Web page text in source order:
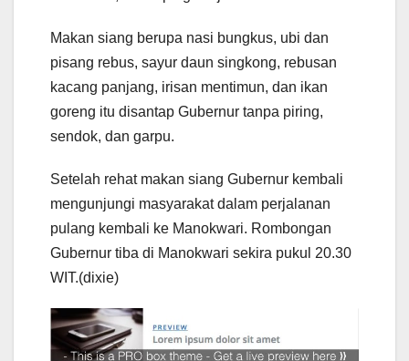
Makan siang berupa nasi bungkus, ubi dan
pisang rebus, sayur daun singkong, rebusan
kacang panjang, irisan mentimun, dan ikan
goreng itu disantap Gubernur tanpa piring,
sendok, dan garpu.
Setelah rehat makan siang Gubernur kembali
mengunjungi masyarakat dalam perjalanan
pulang kembali ke Manokwari. Rombongan
Gubernur tiba di Manokwari sekira pukul 20.30
WIT.(dixie)